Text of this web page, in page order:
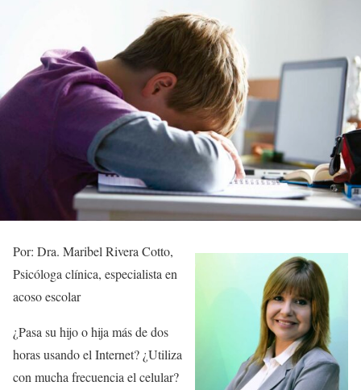
Por: Dra. Maribel Rivera Cotto,
Psicóloga clínica, especialista en
acoso escolar
¿Pasa su hijo o hija más de dos
horas usando el Internet? ¿Utiliza
con mucha frecuencia el celular?